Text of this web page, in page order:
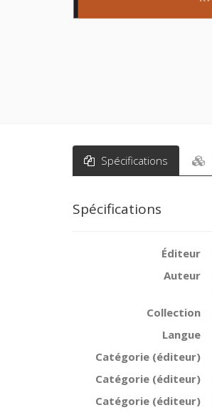
Spécifications
Spécifications
Éditeur
Auteur
Collection
Langue
Catégorie (éditeur)
Catégorie (éditeur)
Catégorie (éditeur)